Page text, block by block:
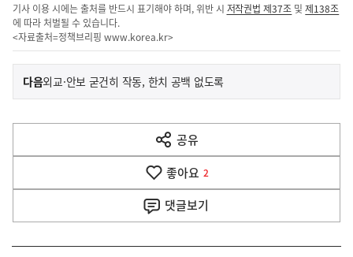
기사 이용 시에는 출처를 반드시 표기해야 하며, 위반 시 저작권법 제37조 및제138조
에 따라 처벌될 수 있습니다.
<자료출처=정책브리핑 www.korea.kr>
이
전
다
음
다음기
외교·안보 굳건히 작동, 한치 공백 없도록
공유
열
기
좋아요 2
댓글보기